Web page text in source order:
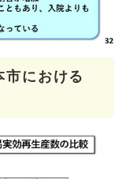
における